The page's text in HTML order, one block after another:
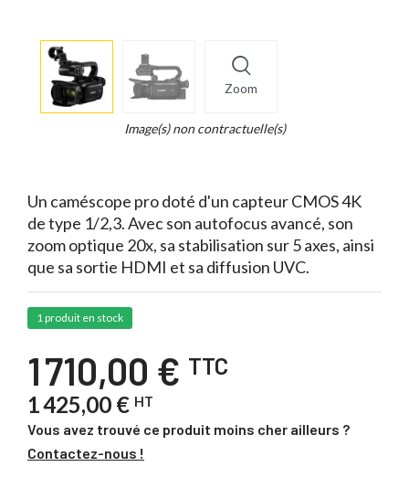
Zoom
info
Legend...
Image(s) non contractuelle(s)
Un caméscope pro doté d'un capteur CMOS 4K
de type 1/2,3. Avec son autofocus avancé, son
zoom optique 20x, sa stabilisation sur 5 axes, ainsi
que sa sortie HDMI et sa diffusion UVC.
1 produit en stock
1 710,00 € TTC
1 425,00 € HT
Vous avez trouvé ce produit moins cher ailleurs ?
Contactez-nous !